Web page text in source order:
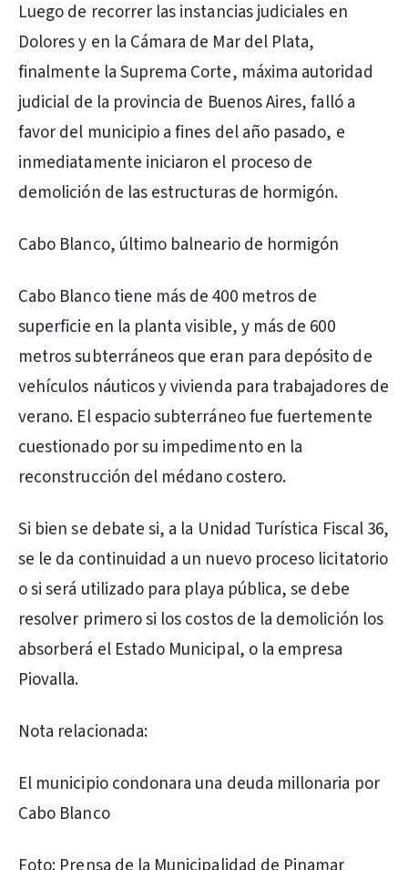
Luego de recorrer las instancias judiciales en
Dolores y en la Cámara de Mar del Plata,
finalmente la Suprema Corte, máxima autoridad
judicial de la provincia de Buenos Aires, falló a
favor del municipio a fines del año pasado, e
inmediatamente iniciaron el proceso de
demolición de las estructuras de hormigón.
Cabo Blanco, último balneario de hormigón
Cabo Blanco tiene más de 400 metros de
superficie en la planta visible, y más de 600
metros subterráneos que eran para depósito de
vehículos náuticos y vivienda para trabajadores de
verano. El espacio subterráneo fue fuertemente
cuestionado por su impedimento en la
reconstrucción del médano costero.
Si bien se debate si, a la Unidad Turística Fiscal 36,
se le da continuidad a un nuevo proceso licitatorio
o si será utilizado para playa pública, se debe
resolver primero si los costos de la demolición los
absorberá el Estado Municipal, o la empresa
Piovalla.
Nota relacionada:
El municipio condonara una deuda millonaria por
Cabo Blanco